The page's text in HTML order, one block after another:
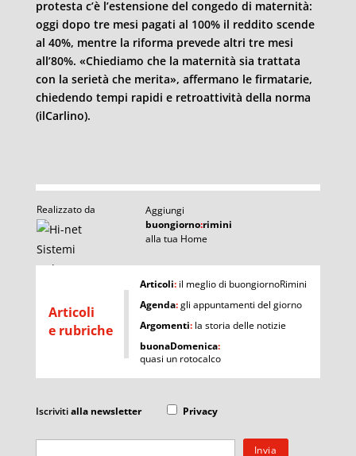
protesta c’è l’estensione del congedo di maternità:
oggi dopo tre mesi pagati al 100% il reddito scende
al 40%, mentre la riforma prevede altri tre mesi
all’80%. «Chiediamo che la maternità sia trattata
con la serietà che merita», affermano le firmatarie,
chiedendo tempi rapidi e retroattività della norma
(ilCarlino).
Realizzato da
Aggiungi
buongiorno:rimini
alla tua Home
Articoli
e rubriche
I Articoli: il meglio di buongiornoRimini
Agenda:gli appuntamenti del giorno
Argomenti: la storia delle notizie
buonaDomenica:
quasi un rotocalco
Iscrivitialla newsletter Privacy